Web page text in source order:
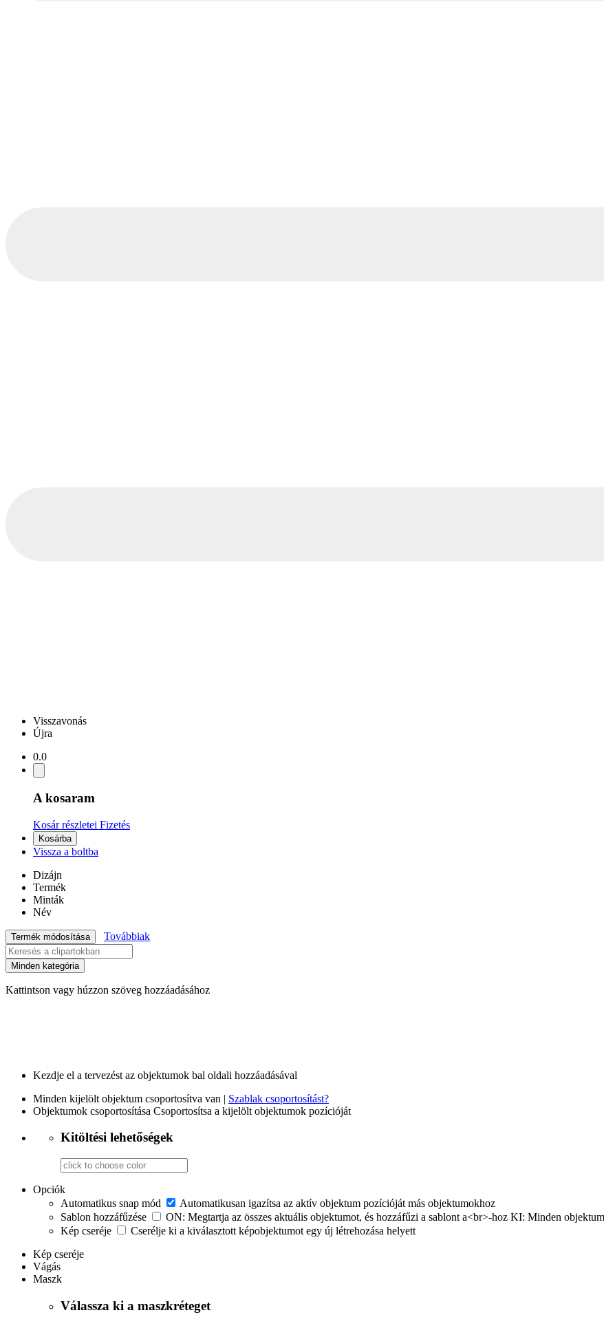
Visszavonás
Újra
0.0
A kosaram
Kosár részletei Fizetés
Kosárba
Vissza a boltba
Dizájn
Termék
Minták
Név
Termék módosítása Továbbiak
Minden kategória
Kattintson vagy húzzon szöveg hozzáadásához
Kezdje el a tervezést az objektumok bal oldali hozzáadásával
Minden kijelölt objektum csoportosítva van | Szablak csoportosítást?
Objektumok csoportosítása Csoportosítsa a kijelölt objektumok pozícióját
Kitöltési lehetőségek
Opciók
Automatikus snap mód
Automatikusan igazítsa az aktív objektum pozícióját más objektumokhoz
Sablon hozzáfűzése
ON: Megtartja az összes aktuális objektumot, és hozzáfűzi a sablont a<br>-hoz KI: Minden
Kép cseréje
Cserélje ki a kiválasztott képobjektumot egy új létrehozása helyett
Kép cseréje
Vágás
Maszk
Válassza ki a maszkréteget